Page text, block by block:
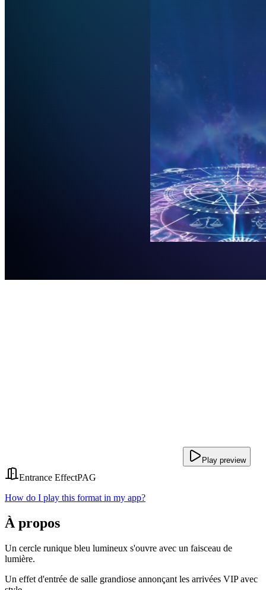
Play preview
Entrance EffectPAG
How do I play this format in my app?
À propos
Un cercle runique bleu lumineux s'ouvre avec un faisceau de
lumière.
Un effet d'entrée de salle grandiose annonçant les arrivées VIP avec